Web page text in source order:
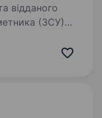
відданого
(ЗСУ)
та ефективне